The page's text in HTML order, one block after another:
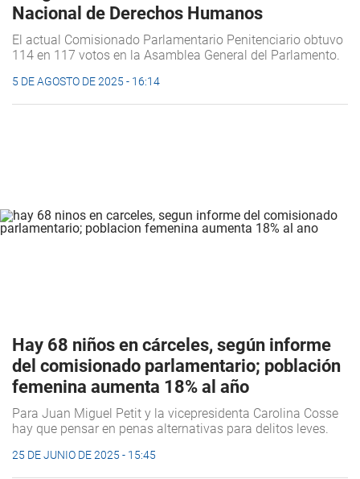
Nacional de Derechos Humanos
El actual Comisionado Parlamentario Penitenciario obtuvo
114 en 117 votos en la Asamblea General del Parlamento.
5 DE AGOSTO DE 2025 - 16:14
Hay 68 niños en cárceles, según informe
del comisionado parlamentario; población
femenina aumenta 18% al año
Para Juan Miguel Petit y la vicepresidenta Carolina Cosse
hay que pensar en penas alternativas para delitos leves.
25 DE JUNIO DE 2025 - 15:45